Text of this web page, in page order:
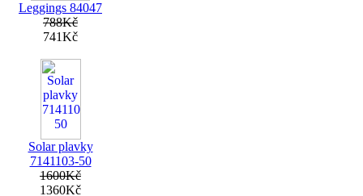
Leggings 84047
788Kč
741Kč
Solar plavky
7141103-50
1600Kč
1360Kč